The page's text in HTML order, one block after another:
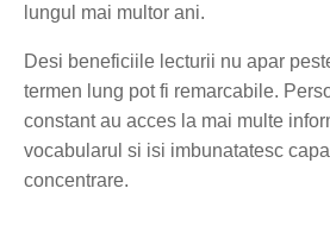
lungul mai multor ani.
Desi beneficiile lecturii nu apar
termen lung pot fi remarcabile.
constant au acces la mai multe
vocabularul si isi imbunatatesc
concentrare.